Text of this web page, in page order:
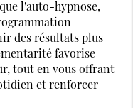
l'auto-hypnose,
des résultats plus
favorise
tout en vous offrant
et renforcer